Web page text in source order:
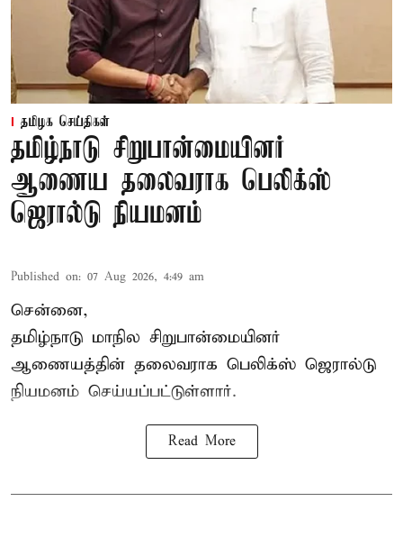
தமிழக செய்திகள்
தமிழ்நாடு சிறுபான்மையினர்
ஆணைய தலைவராக பெலிக்ஸ்
ஜெரால்டு நியமனம்
Published on: 07 Aug 2026, 4:49 am
சென்னை,
தமிழ்நாடு மாநில சிறுபான்மையினர்
ஆணையத்தின் தலைவராக பெலிக்ஸ் ஜெரால்டு
நியமனம் செய்யப்பட்டுள்ளார்.
Read More